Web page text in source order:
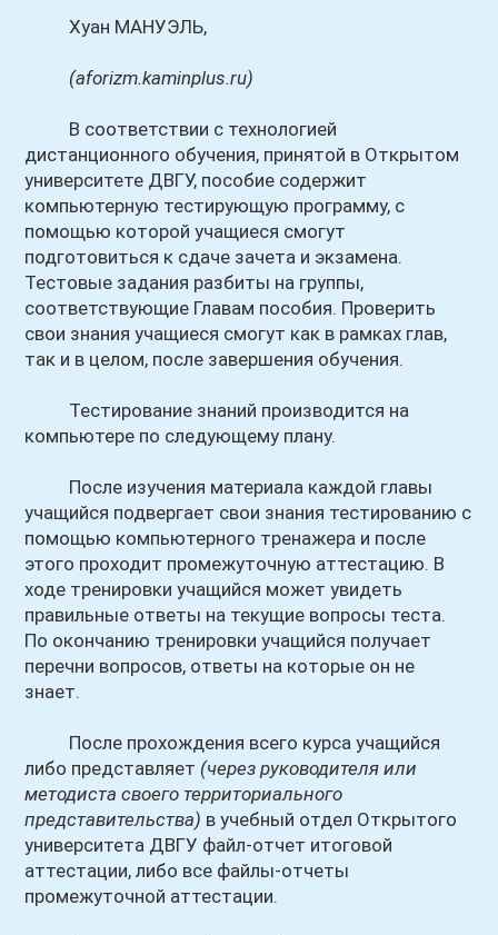
Хуан МАНУЭЛЬ,
(aforizm.kaminplus.ru)
В соответствии с технологией
дистанционного обучения, принятой в Открытом
университете ДВГУ, пособие содержит
компьютерную тестирующую программу, с
помощью которой учащиеся смогут
подготовиться к сдаче зачета и экзамена.
Тестовые задания разбиты на группы,
соответствующие Главам пособия. Проверить
свои знания учащиеся смогут как в рамках глав,
так и в целом, после завершения обучения.
Тестирование знаний производится на
компьютере по следующему плану.
После изучения материала каждой главы
учащийся подвергает свои знания тестированию с
помощью компьютерного тренажера и после
этого проходит промежуточную аттестацию. В
ходе тренировки учащийся может увидеть
правильные ответы на текущие вопросы теста.
По окончанию тренировки учащийся получает
перечни вопросов, ответы на которые он не
знает.
После прохождения всего курса учащийся
либо представляет (через руководителя или
методиста своего территориального
представительства) в учебный отдел Открытого
университета ДВГУ файл-отчет итоговой
аттестации, либо все файлы-отчеты
промежуточной аттестации.